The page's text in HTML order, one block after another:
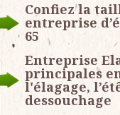
Confiez la
entreprise
65
Entreprise
principales
l'élagage,
dessouchage